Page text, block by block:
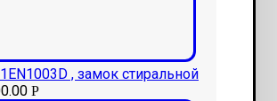
, замок стиральной
Р